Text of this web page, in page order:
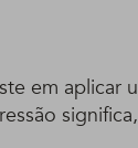
em aplicar